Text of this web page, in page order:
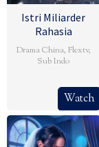
Istri Miliarder
Rahasia
Drama China, Flextv,
Sub Indo
Watch